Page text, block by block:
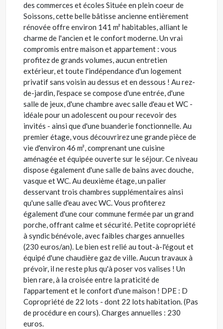
des commerces et écoles Située en plein coeur de
Soissons, cette belle bâtisse ancienne entièrement
rénovée offre environ 141 m² habitables, alliant le
charme de l'ancien et le confort moderne. Un vrai
compromis entre maison et appartement : vous
profitez de grands volumes, aucun entretien
extérieur, et toute l'indépendance d'un logement
privatif sans voisin au dessus et en dessous ! Au rez-
de-jardin, l'espace se compose d'une entrée, d'une
salle de jeux, d'une chambre avec salle d'eau et WC -
idéale pour un adolescent ou pour recevoir des
invités - ainsi que d'une buanderie fonctionnelle. Au
premier étage, vous découvrirez une grande pièce de
vie d'environ 46 m², comprenant une cuisine
aménagée et équipée ouverte sur le séjour. Ce niveau
dispose également d'une salle de bains avec douche,
vasque et WC. Au deuxième étage, un palier
desservant trois chambres supplémentaires ainsi
qu'une salle d'eau avec WC. Vous profiterez
également d'une cour commune fermée par un grand
porche, offrant calme et sécurité. Petite copropriété
à syndic bénévole, avec faibles charges annuelles
(230 euros/an). Le bien est relié au tout-à-l'égout et
équipé d'une chaudière gaz de ville. Aucun travaux à
prévoir, il ne reste plus qu'à poser vos valises ! Un
bien rare, à la croisée entre la praticité de
l'appartement et le confort d'une maison ! DPE : D
Copropriété de 22 lots - dont 22 lots habitation. (Pas
de procédure en cours). Charges annuelles : 230
euros.